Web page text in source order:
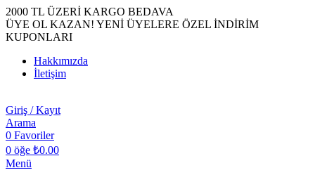
2000 TL ÜZERİ KARGO BEDAVA
ÜYE OL KAZAN! YENİ ÜYELERE ÖZEL İNDİRİM
KUPONLARI
Hakkımızda
İletişim
Giriş / Kayıt
Arama
0 Favoriler
0 öğe ₺0.00
Menü